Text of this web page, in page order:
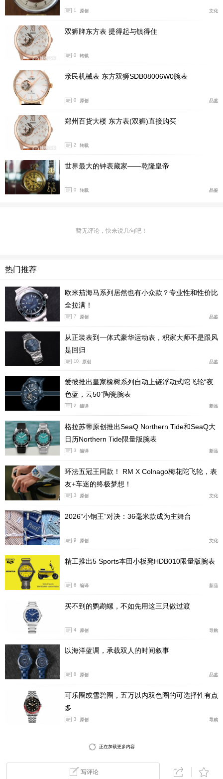
1 原创 文化
双狮牌东方表 提得起与镇得住
0 转载
亲民机械表 东方双狮SDB08006W0腕表
0 原创 品鉴
郑州百货大楼 东方表(双狮)直接购买
2 转载
世界最大的钟表藏家——乾隆皇帝
0 转载 品鉴
暂无评论，快来说几句吧！
热门推荐
欧米茄海马系列居然也有小众款？专业性和性价比
全拉满！
7 原创 品鉴
从正装表到一体式豪华运动表，积家大师不是跟风
是回归
10 原创 品鉴
爱彼推出皇家橡树系列自动上链浮动式陀飞轮“夜
色蓝，云50”陶瓷腕表
2 编译 新品
格拉苏蒂原创推出SeaQ Northern Tide和SeaQ大
日历Northern Tide限量版腕表
3 编译 新品
环法五冠王同款！ RM X Colnago梅花陀飞轮，表
友+车迷的终极梦想！
3 原创 文化
2026“小钢王”对决：36毫米款成为主舞台
9 原创 文化
精工推出5 Sports本田小板凳HDB010限量版腕表
6 编译 新品
买不到的鹦鹉螺，不如先用这三只做过渡
4 原创 导购
以海洋蓝调，承载双人的时间叙事
8 原创 品鉴
可乐圈或雪碧圈，五万以内双色圈的可选择性有点
多
3 原创 导购
正在加载更多内容
写评论